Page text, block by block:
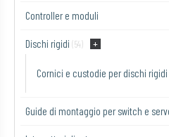
Controller e moduli
Dischi rigidi (54)
Cornici e custodie per dischi rigidi
Guide di montaggio per switch e